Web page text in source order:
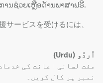
ານຊ່ວຍເຫຼືອດ້ານພາສາຟຣີ.
サービスを受けるには、
اُردُو (Urdu)
مفت لسانی اعانت کی
نمبر پر کال کریں۔